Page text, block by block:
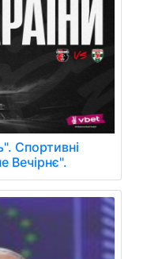
Спортивні
Вечірнє".